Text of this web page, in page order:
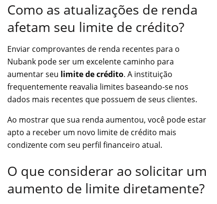
Como as atualizações de renda
afetam seu limite de crédito?
Enviar comprovantes de renda recentes para o
Nubank pode ser um excelente caminho para
aumentar seu limite de crédito. A instituição
frequentemente reavalia limites baseando-se nos
dados mais recentes que possuem de seus clientes.
Ao mostrar que sua renda aumentou, você pode estar
apto a receber um novo limite de crédito mais
condizente com seu perfil financeiro atual.
O que considerar ao solicitar um
aumento de limite diretamente?